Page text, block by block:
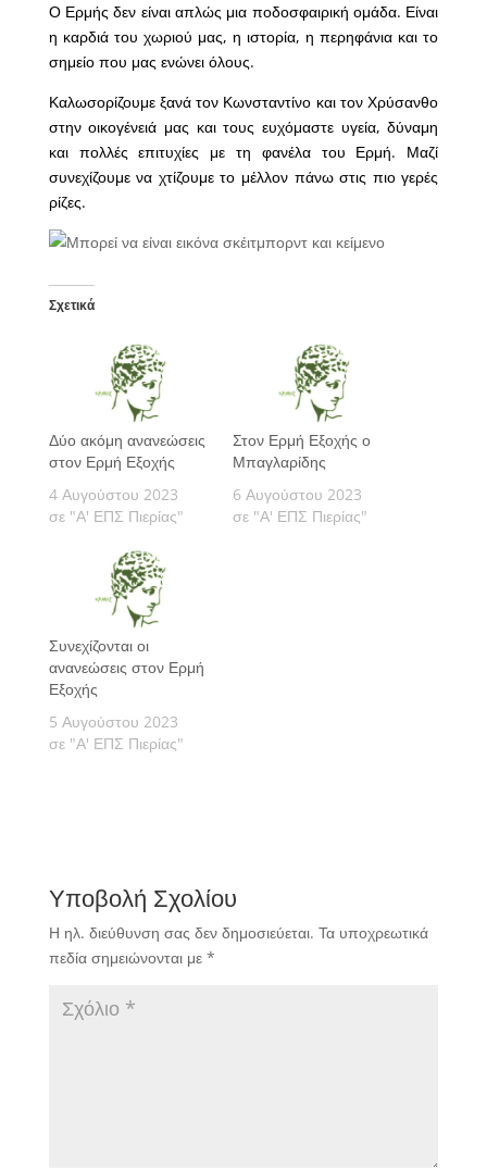
Ο Ερμής δεν είναι απλώς μια ποδοσφαιρική ομάδα. Είναι
η καρδιά του χωριού μας, η ιστορία, η περηφάνια και το
σημείο που μας ενώνει όλους.
Καλωσορίζουμε ξανά τον Κωνσταντίνο και τον Χρύσανθο
στην οικογένειά μας και τους ευχόμαστε υγεία, δύναμη
και πολλές επιτυχίες με τη φανέλα του Ερμή. Μαζί
συνεχίζουμε να χτίζουμε το μέλλον πάνω στις πιο γερές
ρίζες.
Σχετικά
Δύο ακόμη ανανεώσεις
στον Ερμή Εξοχής
4 Αυγούστου 2023
σε "Α' ΕΠΣ Πιερίας"
Στον Ερμή Εξοχής ο
Μπαγλαρίδης
6 Αυγούστου 2023
σε "Α' ΕΠΣ Πιερίας"
Συνεχίζονται οι
ανανεώσεις στον Ερμή
Εξοχής
5 Αυγούστου 2023
σε "Α' ΕΠΣ Πιερίας"
Υποβολή Σχολίου
Η ηλ. διεύθυνση σας δεν δημοσιεύεται. Τα υποχρεωτικά
πεδία σημειώνονται με *